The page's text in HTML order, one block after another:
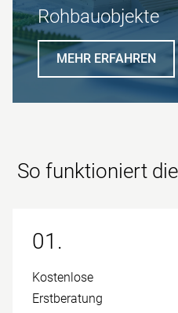
Roh­bau­objekte
MEHR ERFAHREN
So funktioniert
01.
Kostenlose
Erstberatung